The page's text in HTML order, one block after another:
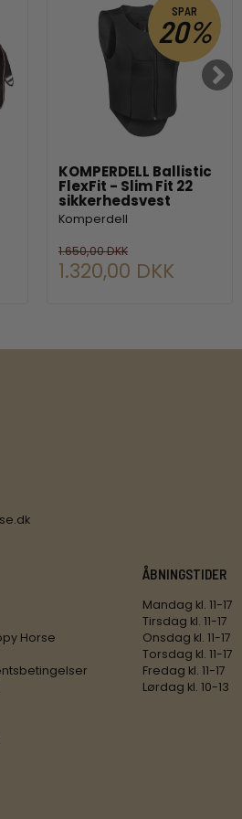
SPAR
20%
KOMPERDELL Ballistic
FlexFit - Slim Fit 22
sikkerhedsvest
Komperdell
1.650,00 DKK
1.320,00 DKK
Horse
ÅBNINGSTIDER
Mandag kl. 11-17
Tirsdag kl. 11-17
Onsdag kl. 11-17
Torsdag kl. 11-17
Fredag kl. 11-17
Lørdag kl. 10-13